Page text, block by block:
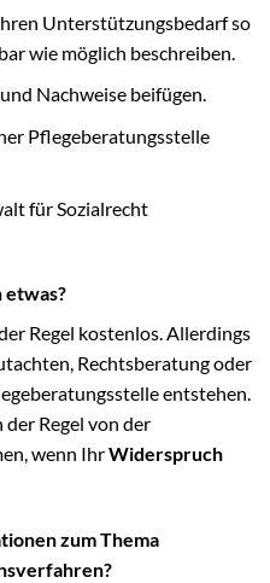
Unterstützungsbedarf so
wie möglich beschreiben.
Nachweise beifügen.
Pflegeberatungsstelle
für Sozialrecht
Regel kostenlos. Allerdings
Rechtsberatung oder
entstehen.
Regel von der
wenn IhrWiderspruch
zum Thema